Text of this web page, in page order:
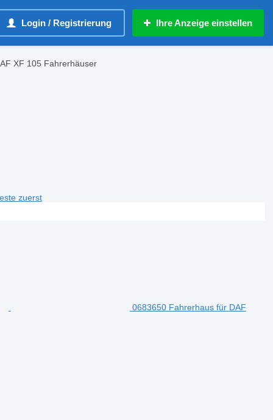
Login / Registrierung Ihre Anzeige einstellen
XF 105 Fahrerhäuser
zuerst
0683650 Fahrerhaus für DAF